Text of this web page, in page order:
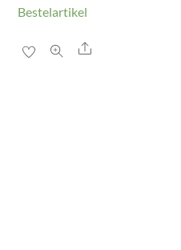
Bestelartikel
Share